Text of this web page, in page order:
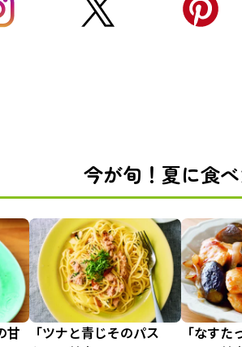
今が旬！夏に食
甘
「ツナと青じそのパス
「なす